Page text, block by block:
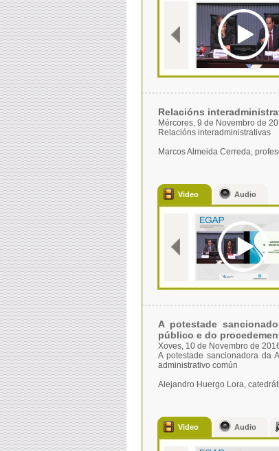
Relacións
Mércores, 9 de Novembro de
Relacións interadministrativas
Marcos Almeida Cerreda,
Video Audio
A potestade
público e do
Xoves, 10 de Novembro de
A potestade sancionadora da
administrativo común
Alejandro Huergo Lora,
Video Audio